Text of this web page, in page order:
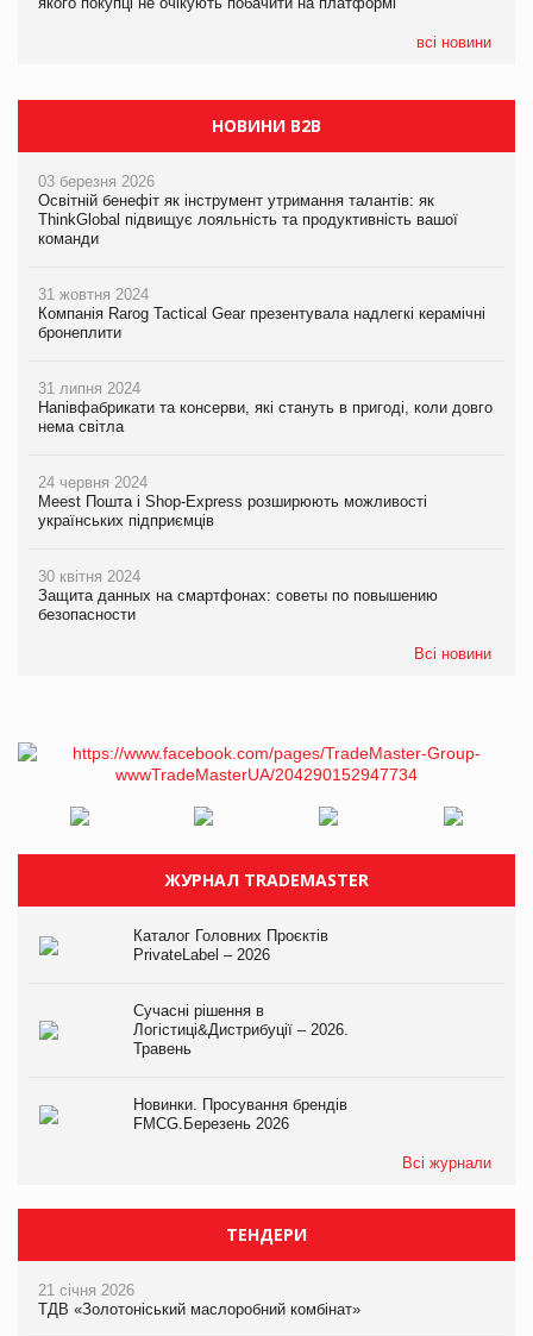
всі новини
НОВИНИ B2B
03 березня 2026
Освітній бенефіт як інструмент утримання талантів: як
ThinkGlobal підвищує лояльність та продуктивність вашої
команди
31 жовтня 2024
Компанія Rarog Tactical Gear презентувала надлегкі керамічні
бронеплити
31 липня 2024
Напівфабрикати та консерви, які стануть в пригоді, коли довго
нема світла
24 червня 2024
Meest Пошта і Shop-Express розширюють можливості
українських підприємців
30 квітня 2024
Защита данных на смартфонах: советы по повышению
безопасности
Всі новини
ЖУРНАЛ TRADEMASTER
Каталог Головних Проєктів
PrivateLabel – 2026
Сучасні рішення в
Логістиці&Дистрибуції – 2026.
Травень
Новинки. Просування брендів
FMCG.Березень 2026
Всі журнали
ТЕНДЕРИ
21 січня 2026
ТДВ «Золотоніський маслоробний комбінат»